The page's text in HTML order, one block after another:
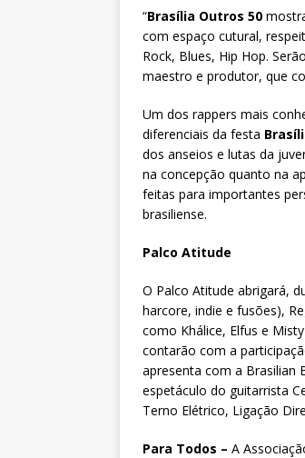
“Brasília Outros 50
com espaço cutural,
Rock, Blues, Hip Hop.
maestro e produtor, que
Um dos rappers mais
diferenciais da festa
dos anseios e lutas da
na concepção quanto na
feitas para importantes
brasiliense.
Palco Atitude
O Palco Atitude abrigará,
harcore, indie e fusões),
como Khálice, Elfus e
contarão com a
apresenta com a Brasilian
espetáculo do guitarrista
Terno Elétrico, Ligação
Para Todos – A